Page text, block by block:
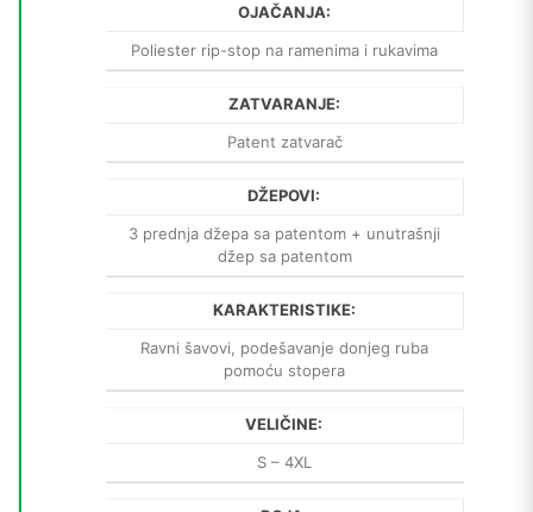
OJAČANJA:
Poliester rip-stop na ramenima i rukavima
ZATVARANJE:
Patent zatvarač
DŽEPOVI:
3 prednja džepa sa patentom + unutrašnji
džep sa patentom
KARAKTERISTIKE:
Ravni šavovi, podešavanje donjeg ruba
pomoću stopera
VELIČINE:
S – 4XL